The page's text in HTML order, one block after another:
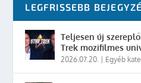
LEGFRISSEBB
Teljesen új
Trek mozifilmes
2026.07.20. | Egyéb